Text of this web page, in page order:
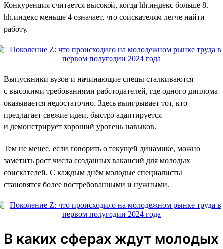
Конкуренция считается высокой, когда hh.индекс больше 8.
hh.индекс меньше 4 означает, что соискателям легче найти
работу.
Выпускники вузов и начинающие спецы сталкиваются
с высокими требованиями работодателей, где одного диплома
оказывается недостаточно. Здесь выигрывает тот, кто
предлагает свежие идеи, быстро адаптируется
и демонстрирует хороший уровень навыков.
Тем не менее, если говорить о текущей динамике, можно
заметить рост числа созданных вакансий для молодых
соискателей. С каждым днём молодые специалисты
становятся более востребованными и нужными.
В каких сферах ждут молодых